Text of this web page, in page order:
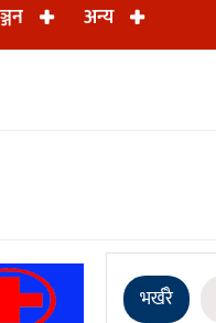
अन्य
भर्खरै